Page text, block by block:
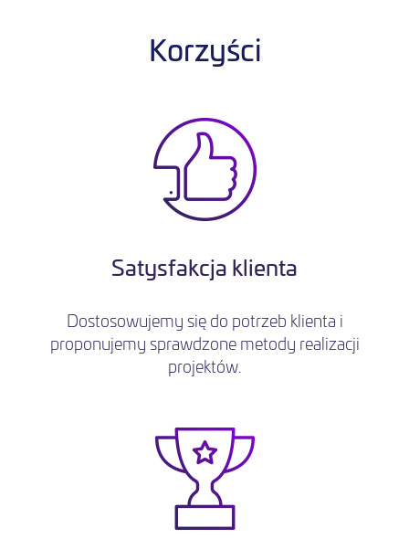
Korzyści
Satysfakcja klienta
Dostosowujemy się do potrzeb klienta i
proponujemy sprawdzone metody realizacji
projektów.